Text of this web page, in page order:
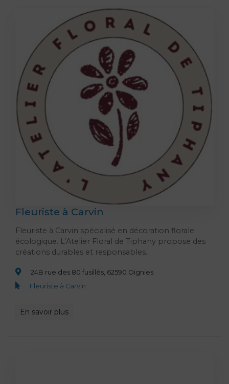
Fleuriste à Carvin
Fleuriste à Carvin spécialisé en décoration florale
écologique. L’Atelier Floral de Tiphany propose des
créations durables et responsables.
24B rue des 80 fusillés, 62590 Oignies
Fleuriste à Carvin
En savoir plus